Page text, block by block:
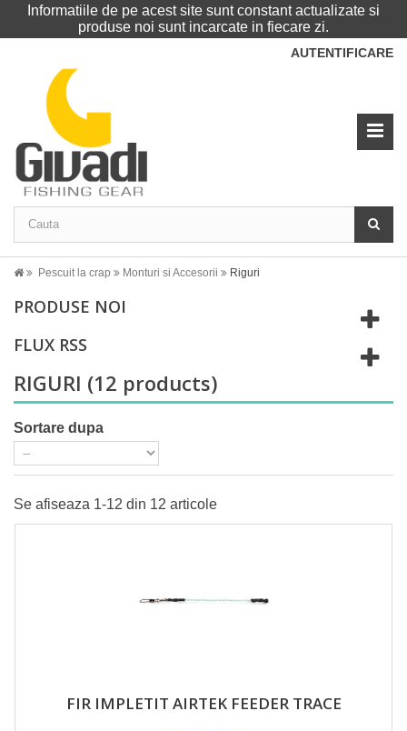
Informatiile de pe acest site sunt constant actualizate si
produse noi sunt incarcate in fiecare zi.
AUTENTIFICARE
Pescuit la crap Monturi si Accesorii Riguri
PRODUSE NOI
FLUX RSS
RIGURI (12 products)
Sortare dupa
Se afiseaza 1-12 din 12 articole
FIR IMPLETIT AIRTEK FEEDER TRACE